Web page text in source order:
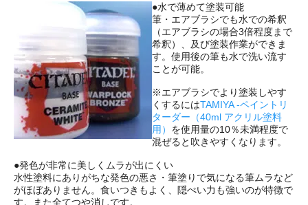
●水で薄めて塗装可能
筆・エアブラシでも水での希釈
（エアブラシの場合3倍程度まで
希釈）、及び塗装作業ができま
す。使用後の筆も水で洗い流す
ことが可能。
※エアブラシでより塗装しやす
くするにはTAMIYA -ペイントリ
ターダー（40ml アクリル塗料
用） を使用量の10％未満程度で
混ぜると吹きやすくなります。
●発色が非常に美しくムラが出にくい
水性塗料にありがちな発色の悪さ・筆塗りで気になる筆ムラなど
がほぼありません。食いつきもよく、隠ぺい力も強いのが特徴で
す。また全てつや消しです。